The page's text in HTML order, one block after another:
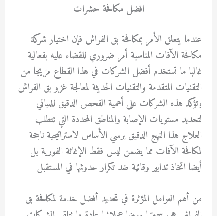
افضل مكافحة حشرات
عندما يتعلق الأمر بمكافحة بق الفراش فإن اختيار شركة
مكافحة الآفات المناسبة أمر ضروري للقضاء عليه بفعالية
غالبا ما تستخدم أفضل الشركات في هذا القطاع مزيجا من
التقنيات المتقدمة والتقنيات الحديثة لمعالجة غزو بق الفراش
وتؤكد هذه الشركات على أهمية الفحص الدقيق للمباني
لتحديد مستويات الإصابة والمناطق المحددة التي تتطلب
العلاج هذا النهج الدقيق يرسي الأساس لاستراتيجية ناجحة
لمكافحة الآفات مما يضمن ليس فقط الإغاثة الفورية بل
أيضا اتخاذ تدابير وقائية ضد تكرار حدوثها في المستقبل
من أهم العوامل المؤثرة في تحديد أفضل خدمة لمكافحة بق